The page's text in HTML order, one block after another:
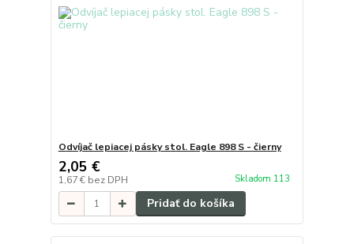
Odvíjač lepiacej pásky stol. Eagle 898 S - čierny
2,05 €
1,67 € bez DPH Skladom 113
Pridať do košíka